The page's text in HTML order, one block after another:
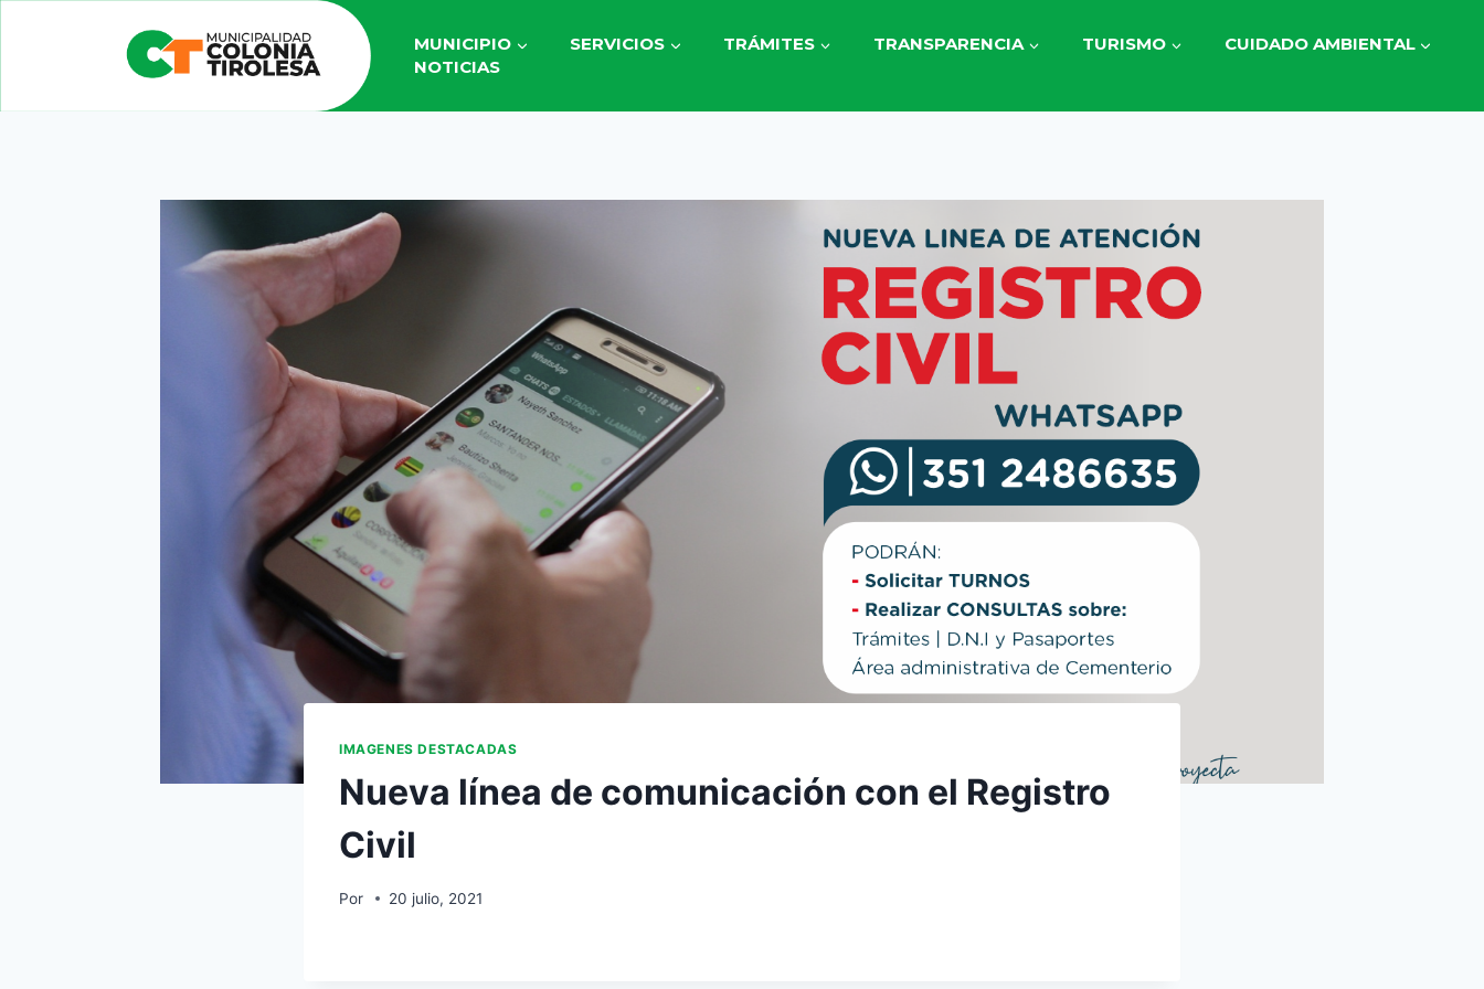
MUNICIPIO SERVICIOS TRÁMITES TRANSPARENCIA TURISMO
CUIDADO AMBIENTAL
NOTICIAS
IMAGENES DESTACADAS
Nueva línea de comunicación con el Registro
Civil
Por 20 julio, 2021